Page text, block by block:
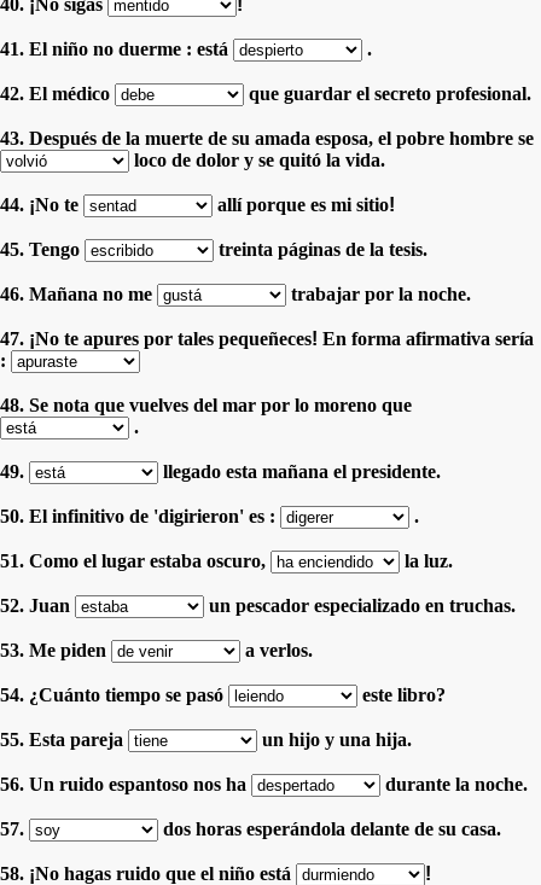
41. El niño no duerme : está .
42. El médico que guardar el secreto profesional.
43. Después de la muerte de su amada esposa, el pobre hombre se
loco de dolor y se quitó la vida.
44. ¡No te allí porque es mi sitio!
45. Tengo treinta páginas de la tesis.
46. Mañana no me trabajar por la noche.
47. ¡No te apures por tales pequeñeces! En forma afirmativa sería
:
48. Se nota que vuelves del mar por lo moreno que
.
49. llegado esta mañana el presidente.
50. El infinitivo de 'digirieron' es : .
51. Como el lugar estaba oscuro, la luz.
52. Juan un pescador especializado en truchas.
53. Me piden a verlos.
54. ¿Cuánto tiempo se pasó este libro?
55. Esta pareja un hijo y una hija.
56. Un ruido espantoso nos ha durante la noche.
57. dos horas esperándola delante de su casa.
58. ¡No hagas ruido que el niño está !